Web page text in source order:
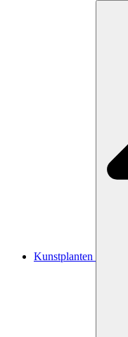
Kunstplanten